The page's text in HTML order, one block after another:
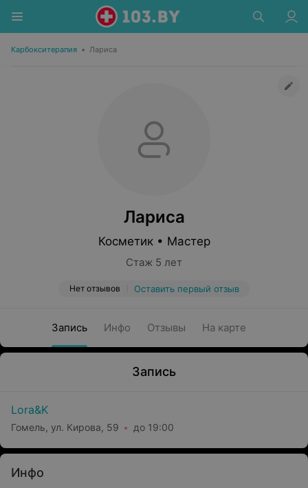
Карбокситерапия • Лариса
Лариса
Косметик • Мастер
Стаж 5 лет
Нет отзывов Оставить первый отзыв
Запись Инфо Отзывы На карте
Запись
Lora&K
Гомель, ул. Кирова, 59 до 19:00
Инфо